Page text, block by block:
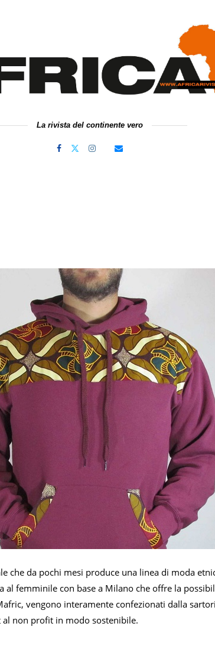
La rivista del continente vero
che da pochi mesi produce una linea di moda
al femminile con base a Milano che offre la
vengono interamente confezionati dalla
al non profit in modo sostenibile.